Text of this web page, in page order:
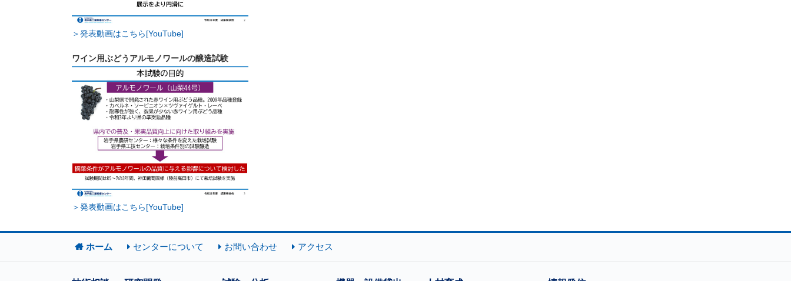
＞発表動画はこちら[YouTube]
ワイン用ぶどうアルモノワールの醸造試験
＞発表動画はこちら[YouTube]
ホーム センターについて お問い合わせ アクセス